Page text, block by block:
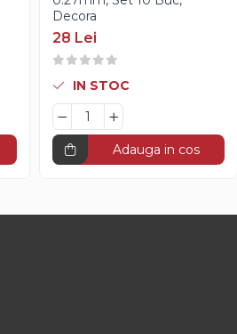
Decora
28 Lei
IN STOC
Adauga in cos